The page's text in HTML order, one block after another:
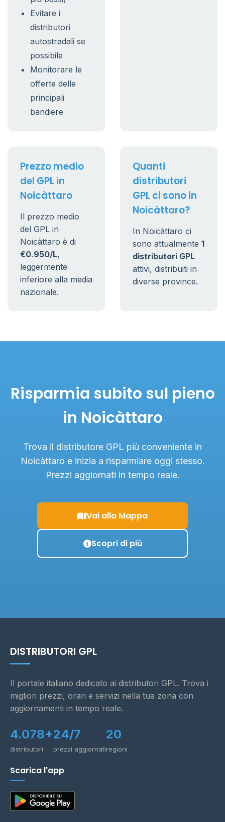
Evitare i
distributori
autostradali se
possibile
Monitorare le
offerte delle
principali
bandiere
Prezzo medio
del GPL in
Noicàttaro
Il prezzo medio
del GPL in
Noicàttaro è di
€0.950/L,
leggermente
inferiore alla media
nazionale.
Quanti
distributori
GPL ci sono in
Noicàttaro?
In Noicàttaro ci
sono attualmente 1
distributori GPL
attivi, distribuiti in
diverse province.
Risparmia subito sul pieno
in Noicàttaro
Trova il distributore GPL più conveniente in
Noicàttaro e inizia a risparmiare oggi stesso.
Prezzi aggiornati in tempo reale.
Vai alla Mappa
Scopri di più
DISTRIBUTORI GPL
Il portale italiano dedicato ai distributori GPL. Trova i
migliori prezzi, orari e servizi nella tua zona con
aggiornamenti in tempo reale.
4.078+
distributori
24/7
prezzi aggiornati
20
regioni
Scarica l'app